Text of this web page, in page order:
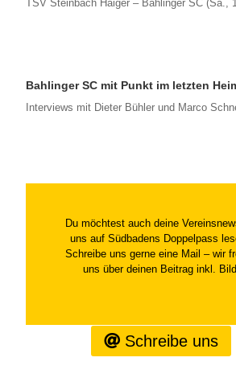
TSV Steinbach Haiger – Bahlinger SC (Sa.,
Bahlinger SC mit Punkt im letzten
Interviews mit Dieter Bühler und Marco
Du möchtest auch deine
uns auf Südbadens Doppelpass
Schreibe uns gerne eine Mail – wir
uns über deinen Beitrag inkl. Bild.
Schreibe uns